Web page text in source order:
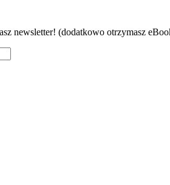
newsletter! (dodatkowo otrzymasz